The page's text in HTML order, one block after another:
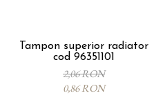
Tampon superior radiator
cod 96351101
2,06 RON
0,86 RON